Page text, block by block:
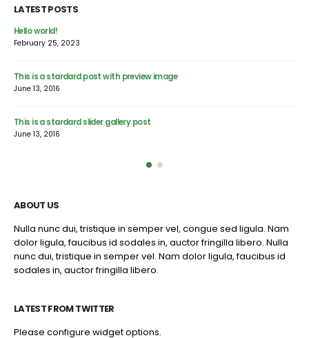
LATEST POSTS
Hello world!
February 25, 2023
This is a stardard post with preview image
June 13, 2016
This is a stardard slider gallery post
June 13, 2016
ABOUT US
Nulla nunc dui, tristique in semper vel, congue sed ligula. Nam
dolor ligula, faucibus id sodales in, auctor fringilla libero. Nulla
nunc dui, tristique in semper vel. Nam dolor ligula, faucibus id
sodales in, auctor fringilla libero.
LATEST FROM TWITTER
Please configure widget options.